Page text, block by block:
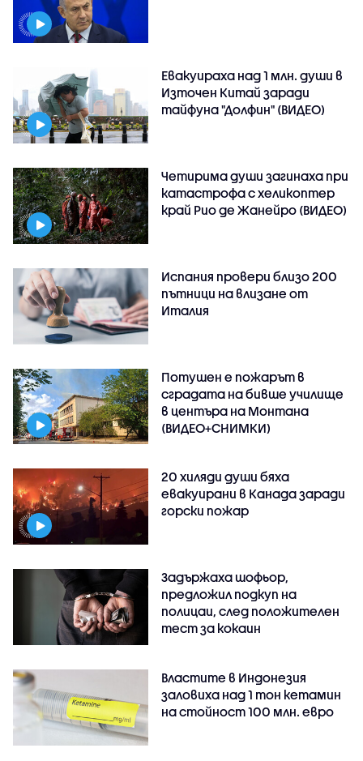
Евакуираха над 1 млн. души в
Източен Китай заради
тайфуна "Долфин" (ВИДЕО)
Четирима души загинаха при
катастрофа с хеликоптер
край Рио де Жанейро (ВИДЕО)
Испания провери близо 200
пътници на влизане от
Италия
Потушен е пожарът в
сградата на бивше училище
в центъра на Монтана
(ВИДЕО+СНИМКИ)
20 хиляди души бяха
евакуирани в Канада заради
горски пожар
Задържаха шофьор,
предложил подкуп на
полицаи, след положителен
тест за кокаин
Властите в Индонезия
заловиха над 1 тон кетамин
на стойност 100 млн. евро